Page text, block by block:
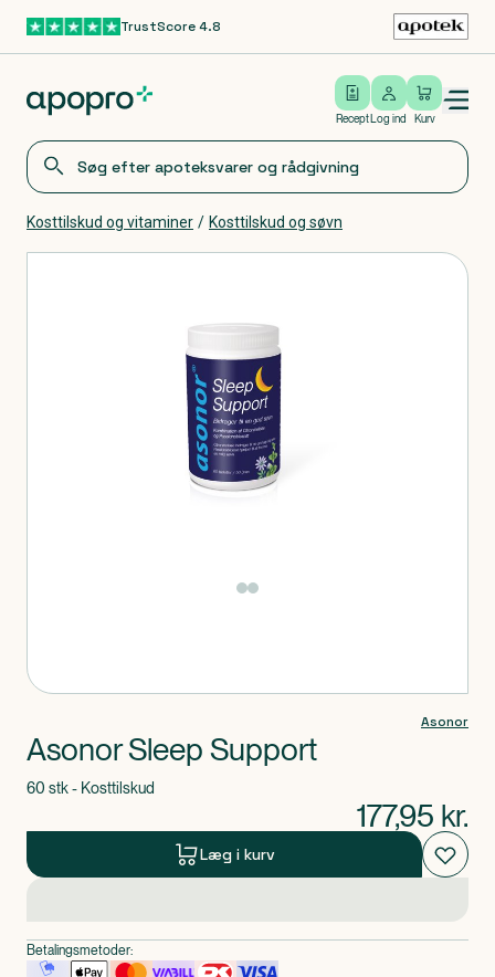
Gå til hovedindholdTrustScore 4.8
Recept
Log ind
Log ind Kurv
Open/close menu
Kosttilskud og vitaminer / Kosttilskud og søvn
Asonor
Asonor Sleep Support
60 stk - Kosttilskud
177,95 kr.
Læg i kurv
Betalingsmetoder: